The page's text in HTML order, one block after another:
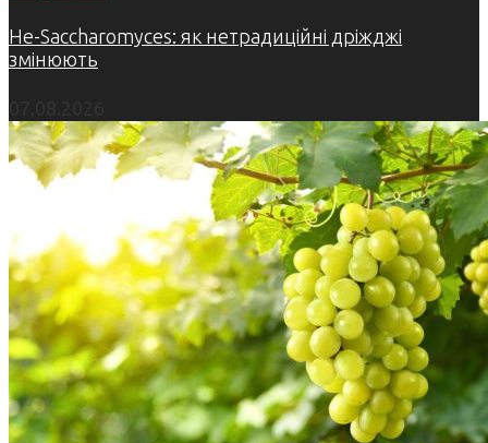
Не-Saccharomyces: як нетрадиційні дріжджі
змінюють